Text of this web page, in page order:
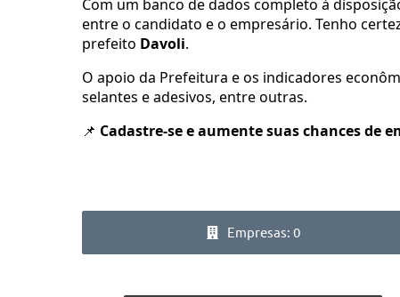
Com um banco de dados completo à
entre o candidato e o empresário. Tenho
prefeito Davoli.
O apoio da Prefeitura e os indicadores
selantes e adesivos, entre outras.
📌 Cadastre-se e aumente suas chances de
Empresas: 0